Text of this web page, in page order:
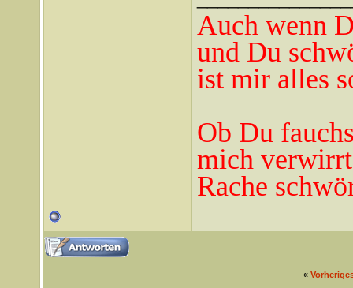
Auch wenn
und Du
ist mir alles
Ob Du
mich
Rache
«